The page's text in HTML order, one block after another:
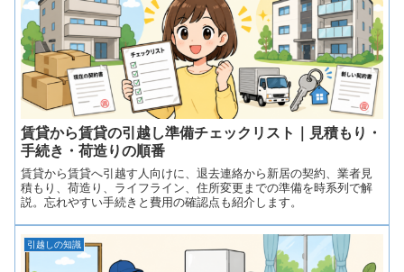
賃貸から賃貸の引越し準備チェックリスト｜見積もり・
手続き・荷造りの順番
賃貸から賃貸へ引越す人向けに、退去連絡から新居の契約、業者見
積もり、荷造り、ライフライン、住所変更までの準備を時系列で解
説。忘れやすい手続きと費用の確認点も紹介します。
引越しの知識